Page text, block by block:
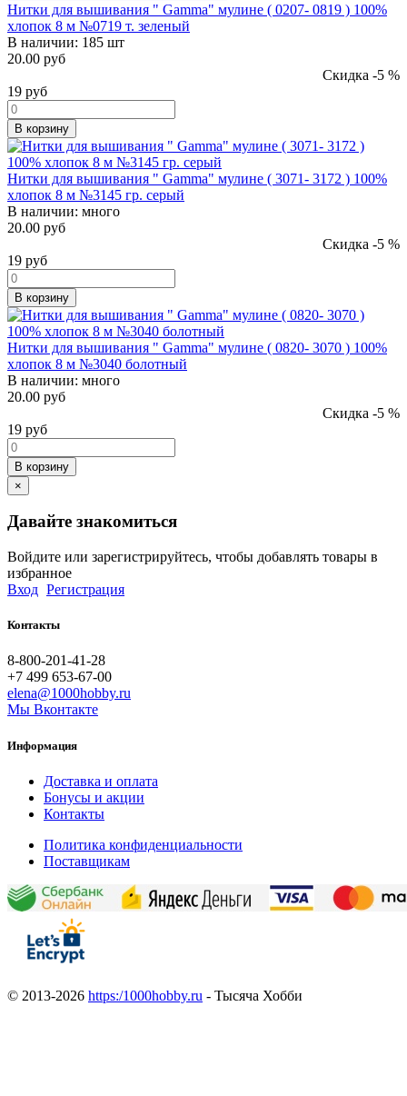
Нитки для вышивания " Gamma" мулине ( 0207- 0819 ) 100%
хлопок 8 м №0719 т. зеленый
В наличии: 185 шт
20.00 руб
Скидка -5 %
19 руб
В корзину
Нитки для вышивания " Gamma" мулине ( 3071- 3172 ) 100%
хлопок 8 м №3145 гр. серый
В наличии: много
20.00 руб
Скидка -5 %
19 руб
В корзину
Нитки для вышивания " Gamma" мулине ( 0820- 3070 ) 100%
хлопок 8 м №3040 болотный
В наличии: много
20.00 руб
Скидка -5 %
19 руб
В корзину
×
Давайте знакомиться
Войдите или зарегистрируйтесь, чтобы добавлять товары в
избранное
Вход Регистрация
Контакты
8-800-201-41-28
+7 499 653-67-00
elena@1000hobby.ru
Мы Вконтакте
Информация
Доставка и оплата
Бонусы и акции
Контакты
Политика конфиденциальности
Поставщикам
© 2013-2026 https:/1000hobby.ru - Тысяча Хобби